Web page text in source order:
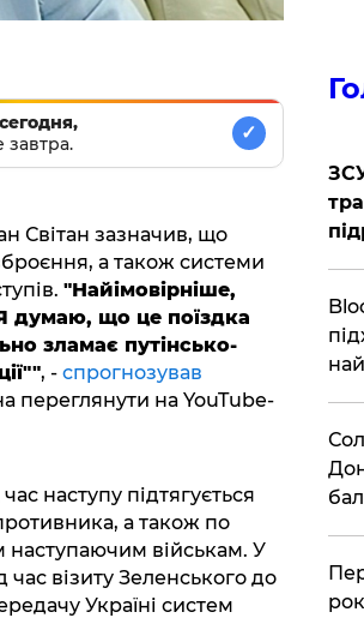
завтра.
✓
Світан зазначив, що
а також системи
"Найімовірніше,
думаю, що це поїздка
зламає путінсько-
, - спрогнозував
переглянути на YouTube-
наступу підтягується
а також по
військам. У
візиту Зеленського до
Україні систем